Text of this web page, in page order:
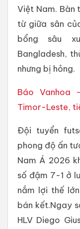
Việt Nam.
từ giữa sân
bổng sâu
Bangladesh,
nhưng bị hỏng.
Báo Vanhoa
Timor-Leste,
Đội tuyển
phong độ ấn
Nam Á 2026
số đậm 7-1 ở
nắm lợi thế
bán kết.Ngay
HLV Diego